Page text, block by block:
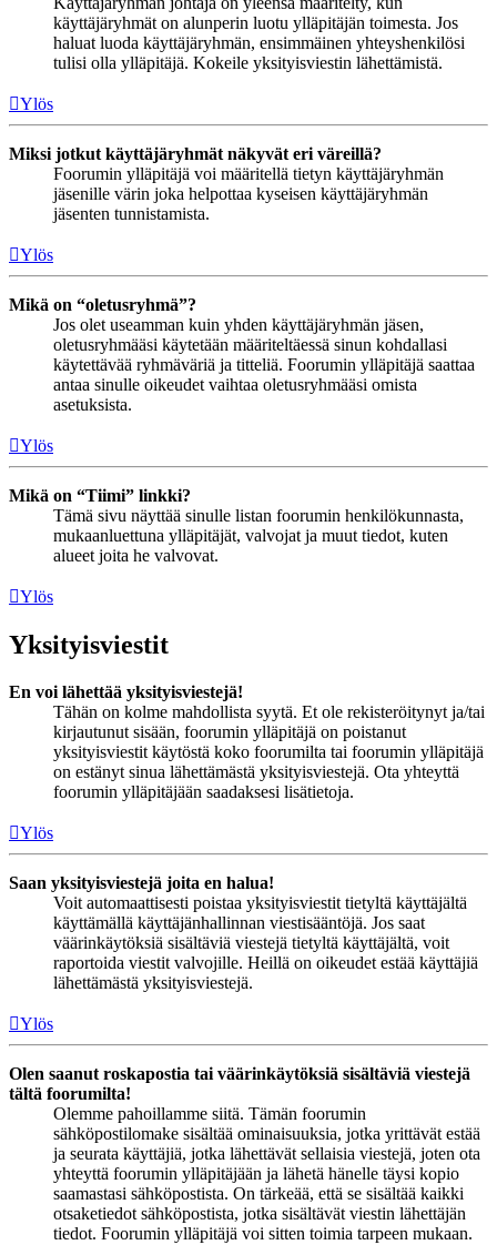
käyttäjäryhmät on alunperin luotu ylläpitäjän toimesta. Jos
haluat luoda käyttäjäryhmän, ensimmäinen yhteyshenkilösi
tulisi olla ylläpitäjä. Kokeile yksityisviestin lähettämistä.
Ylös
Miksi jotkut käyttäjäryhmät näkyvät eri väreillä?
Foorumin ylläpitäjä voi määritellä tietyn käyttäjäryhmän
jäsenille värin joka helpottaa kyseisen käyttäjäryhmän
jäsenten tunnistamista.
Ylös
Mikä on “oletusryhmä”?
Jos olet useamman kuin yhden käyttäjäryhmän jäsen,
oletusryhmääsi käytetään määriteltäessä sinun kohdallasi
käytettävää ryhmäväriä ja titteliä. Foorumin ylläpitäjä saattaa
antaa sinulle oikeudet vaihtaa oletusryhmääsi omista
asetuksista.
Ylös
Mikä on “Tiimi” linkki?
Tämä sivu näyttää sinulle listan foorumin henkilökunnasta,
mukaanluettuna ylläpitäjät, valvojat ja muut tiedot, kuten
alueet joita he valvovat.
Ylös
Yksityisviestit
En voi lähettää yksityisviestejä!
Tähän on kolme mahdollista syytä. Et ole rekisteröitynyt ja/tai
kirjautunut sisään, foorumin ylläpitäjä on poistanut
yksityisviestit käytöstä koko foorumilta tai foorumin ylläpitäjä
on estänyt sinua lähettämästä yksityisviestejä. Ota yhteyttä
foorumin ylläpitäjään saadaksesi lisätietoja.
Ylös
Saan yksityisviestejä joita en halua!
Voit automaattisesti poistaa yksityisviestit tietyltä käyttäjältä
käyttämällä käyttäjänhallinnan viestisääntöjä. Jos saat
väärinkäytöksiä sisältäviä viestejä tietyltä käyttäjältä, voit
raportoida viestit valvojille. Heillä on oikeudet estää käyttäjiä
lähettämästä yksityisviestejä.
Ylös
Olen saanut roskapostia tai väärinkäytöksiä sisältäviä viestejä
tältä foorumilta!
Olemme pahoillamme siitä. Tämän foorumin
sähköpostilomake sisältää ominaisuuksia, jotka yrittävät estää
ja seurata käyttäjiä, jotka lähettävät sellaisia viestejä, joten ota
yhteyttä foorumin ylläpitäjään ja lähetä hänelle täysi kopio
saamastasi sähköpostista. On tärkeää, että se sisältää kaikki
otsaketiedot sähköpostista, jotka sisältävät viestin lähettäjän
tiedot. Foorumin ylläpitäjä voi sitten toimia tarpeen mukaan.